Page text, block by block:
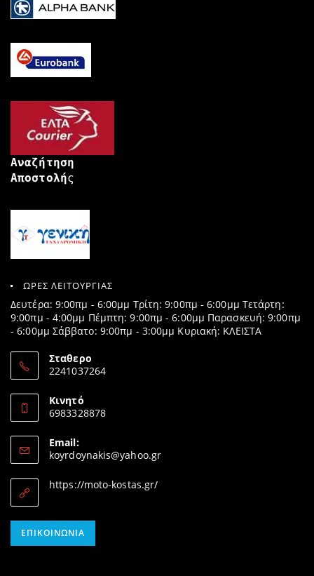
Αναζήτηση
Αποστολής
ΩΡΕΣ ΛΕΙΤΟΥΡΓΙΑΣ
Δευτέρα: 9:00πμ - 6:00μμ Τρίτη: 9:00πμ - 6:00μμ Τετάρτη:
9:00πμ - 4:00μμ Πέμπτη: 9:00πμ - 6:00μμ Παρασκευή: 9:00πμ
- 6:00μμ Σάββατο: 9:00πμ - 3:00μμ Κυριακή: ΚΛΕΙΣΤΑ
Σταθερο
2241037264
in
your
Κινητό
6983328878
in
your
application
Email:
koyrdoynakis@yahoo.grOpens
https://moto-kostas.gr/
ΕΠΙΚΟΙΝΩΝΊΑ